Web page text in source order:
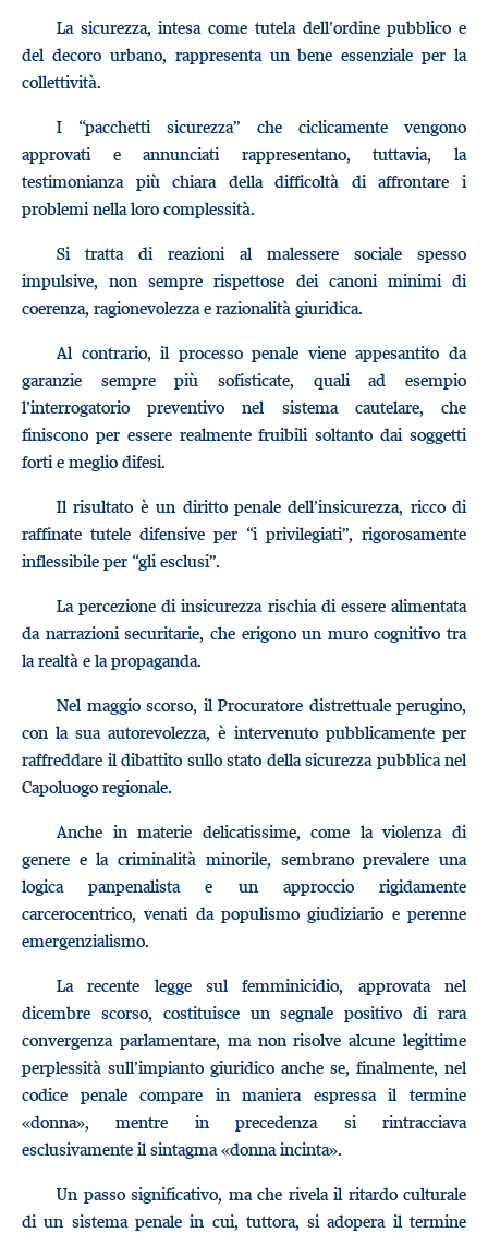
La sicurezza, intesa come tutela dell’ordine pubblico e
del decoro urbano, rappresenta un bene essenziale per la
collettività.
I “pacchetti sicurezza” che ciclicamente vengono
approvati e annunciati rappresentano, tuttavia, la
testimonianza più chiara della difficoltà di affrontare i
problemi nella loro complessità.
Si tratta di reazioni al malessere sociale spesso
impulsive, non sempre rispettose dei canoni minimi di
coerenza, ragionevolezza e razionalità giuridica.
Al contrario, il processo penale viene appesantito da
garanzie sempre più sofisticate, quali ad esempio
l’interrogatorio preventivo nel sistema cautelare, che
finiscono per essere realmente fruibili soltanto dai soggetti
forti e meglio difesi.
Il risultato è un diritto penale dell’insicurezza, ricco di
raffinate tutele difensive per “i privilegiati”, rigorosamente
inflessibile per “gli esclusi”.
La percezione di insicurezza rischia di essere alimentata
da narrazioni securitarie, che erigono un muro cognitivo tra
la realtà e la propaganda.
Nel maggio scorso, il Procuratore distrettuale perugino,
con la sua autorevolezza, è intervenuto pubblicamente per
raffreddare il dibattito sullo stato della sicurezza pubblica nel
Capoluogo regionale.
Anche in materie delicatissime, come la violenza di
genere e la criminalità minorile, sembrano prevalere una
logica panpenalista e un approccio rigidamente
carcerocentrico, venati da populismo giudiziario e perenne
emergenzialismo.
La recente legge sul femminicidio, approvata nel
dicembre scorso, costituisce un segnale positivo di rara
convergenza parlamentare, ma non risolve alcune legittime
perplessità sull’impianto giuridico anche se, finalmente, nel
codice penale compare in maniera espressa il termine
«donna», mentre in precedenza si rintracciava
esclusivamente il sintagma «donna incinta».
Un passo significativo, ma che rivela il ritardo culturale
di un sistema penale in cui, tuttora, si adopera il termine